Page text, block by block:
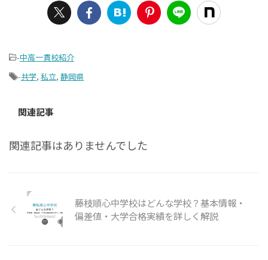
-中高一貫校紹介
-共学, 私立, 静岡県
関連記事
関連記事はありませんでした
藤枝順心中学校はどんな学校？基本情報・
偏差値・大学合格実績を詳しく解説